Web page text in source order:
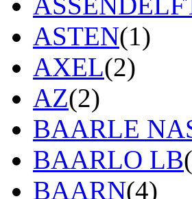
ASTEN(1)
AXEL(2)
AZ(2)
BAARLE
BAARLO LB
BAARN(4)